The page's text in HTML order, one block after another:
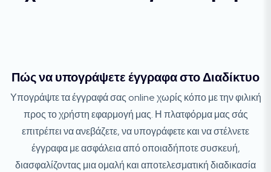
Πώς να υπογράψετε έγγραφα στο Διαδίκτυο
Υπογράψτε τα έγγραφά σας online χωρίς κόπο με την φιλική
προς το χρήστη εφαρμογή μας. Η πλατφόρμα μας σάς
επιτρέπει να ανεβάζετε, να υπογράφετε και να στέλνετε
έγγραφα με ασφάλεια από οποιαδήποτε συσκευή,
διασφαλίζοντας μια ομαλή και αποτελεσματική διαδικασία